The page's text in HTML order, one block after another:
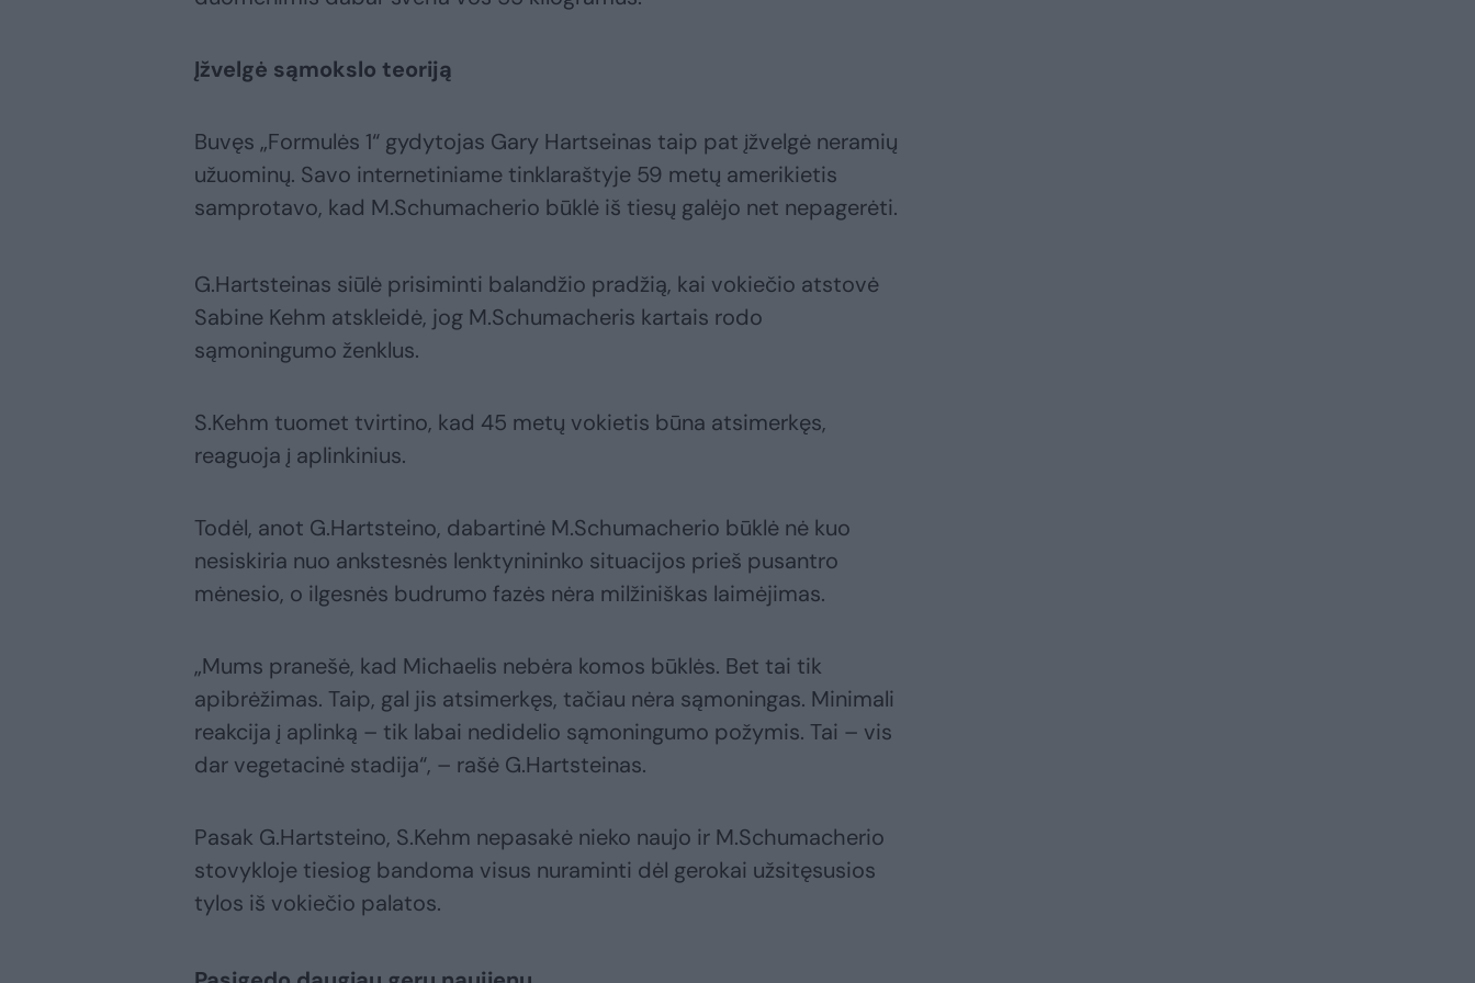
Įžvelgė sąmokslo teoriją
Buvęs „Formulės 1“ gydytojas Gary Hartseinas taip pat įžvelgė neramių
užuominų. Savo internetiniame tinklaraštyje 59 metų amerikietis
samprotavo, kad M.Schumacherio būklė iš tiesų galėjo net nepagerėti.
G.Hartsteinas siūlė prisiminti balandžio pradžią, kai vokiečio atstovė
Sabine Kehm atskleidė, jog M.Schumacheris kartais rodo
sąmoningumo ženklus.
S.Kehm tuomet tvirtino, kad 45 metų vokietis būna atsimerkęs,
reaguoja į aplinkinius.
Todėl, anot G.Hartsteino, dabartinė M.Schumacherio būklė nė kuo
nesiskiria nuo ankstesnės lenktynininko situacijos prieš pusantro
mėnesio, o ilgesnės budrumo fazės nėra milžiniškas laimėjimas.
„Mums pranešė, kad Michaelis nebėra komos būklės. Bet tai tik
apibrėžimas. Taip, gal jis atsimerkęs, tačiau nėra sąmoningas. Minimali
reakcija į aplinką – tik labai nedidelio sąmoningumo požymis. Tai – vis
dar vegetacinė stadija“, – rašė G.Hartsteinas.
Pasak G.Hartsteino, S.Kehm nepasakė nieko naujo ir M.Schumacherio
stovykloje tiesiog bandoma visus nuraminti dėl gerokai užsitęsusios
tylos iš vokiečio palatos.